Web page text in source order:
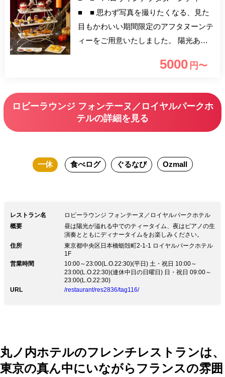
■ ■ 思わず写真を撮りたくなる、見た
目もかわいい期間限定のアフタヌーンテ
ィーをご用意いたしました。 陽光あふ
たお時間をお過ごし下さい。 人気のア
しみいただける、より充実した内容にな
っております。
5000 円〜
ロビーラウンジ フォンテーヌ／ロイヤルパークホ
テルの詳細を見る
一休 食べログ ぐるなび Ozmall
レストラン名
ロビーラウンジ フォンテーヌ／ロイヤルパークホテル
概要
昼は陽光が溢れる中でのティータイム、夜はピアノの生
演奏とともにディナータイムをお楽しみください。
住所
東京都中央区日本橋蛎殻町2-1-1 ロイヤルパークホテル
1F
営業時間
10:00～23:00(L.O.22:30)(平日) 土・祝日 10:00～
23:00(L.O.22:30)(連休中日の日曜日) 日・祝日 09:00～
23:00(L.O.22:30)
URL
/restaurant/res2836/tag116/
丸ノ内ホテルのフレンチレストランは、
東京の真ん中にいながらフランスの雰囲